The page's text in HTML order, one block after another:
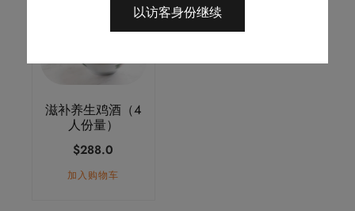
滋补养生鸡酒（4
人份量）
$288.0
加入购物车
以访客身份继续